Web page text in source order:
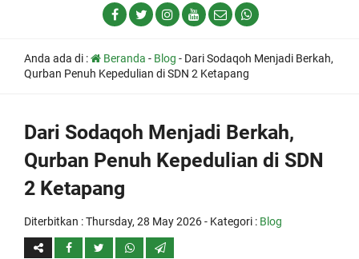
Anda ada di : Beranda - Blog - Dari Sodaqoh Menjadi Berkah,
Qurban Penuh Kepedulian di SDN 2 Ketapang
Dari Sodaqoh Menjadi Berkah,
Qurban Penuh Kepedulian di SDN
2 Ketapang
Diterbitkan :Thursday, 28 May 2026- Kategori : Blog